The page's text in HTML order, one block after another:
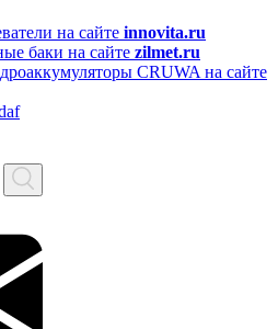
на сайте innovita.ru
баки на сайте zilmet.ru
CRUWA на сайте